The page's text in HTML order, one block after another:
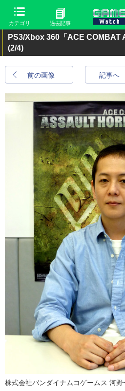
カテゴリ 過去記事
PS3/Xbox 360「ACE COMBAT
(2/4)
前の画像 記事へ
株式会社バンダイナムコゲームス 河野